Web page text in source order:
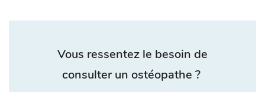
Vous ressentez le besoin de
consulter un ostéopathe ?